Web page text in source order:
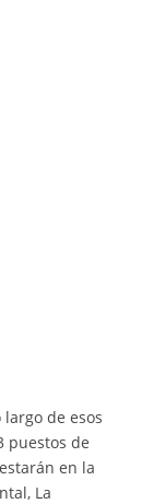
de esos
puestos de
en la
La